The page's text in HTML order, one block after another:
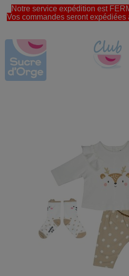
Notre service expédition est
Vos commandes seront expédiées